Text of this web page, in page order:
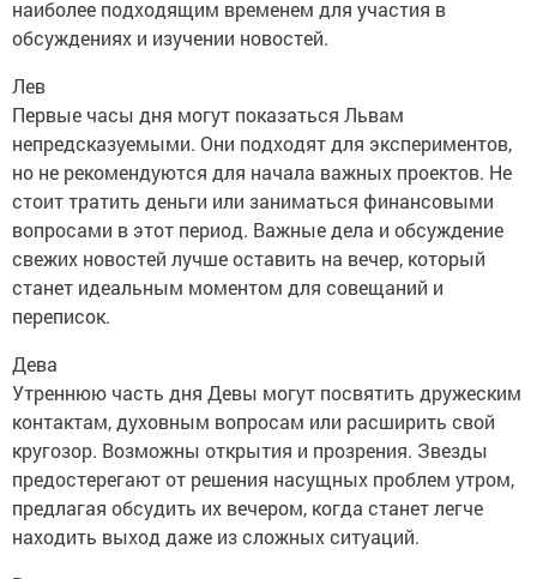
наиболее подходящим временем для участия в
обсуждениях и изучении новостей.
Лев
Первые часы дня могут показаться Львам
непредсказуемыми. Они подходят для экспериментов,
но не рекомендуются для начала важных проектов. Не
стоит тратить деньги или заниматься финансовыми
вопросами в этот период. Важные дела и обсуждение
свежих новостей лучше оставить на вечер, который
станет идеальным моментом для совещаний и
переписок.
Дева
Утреннюю часть дня Девы могут посвятить дружеским
контактам, духовным вопросам или расширить свой
кругозор. Возможны открытия и прозрения. Звезды
предостерегают от решения насущных проблем утром,
предлагая обсудить их вечером, когда станет легче
находить выход даже из сложных ситуаций.